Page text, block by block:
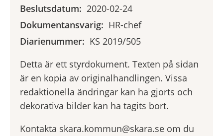
Beslutsdatum: 2020-02-24
Dokumentansvarig: HR-chef
Diarienummer: KS 2019/505
Detta är ett styrdokument. Texten på sidan
är en kopia av originalhandlingen. Vissa
redaktionella ändringar kan ha gjorts och
dekorativa bilder kan ha tagits bort.
Kontakta skara.kommun@skara.se om du